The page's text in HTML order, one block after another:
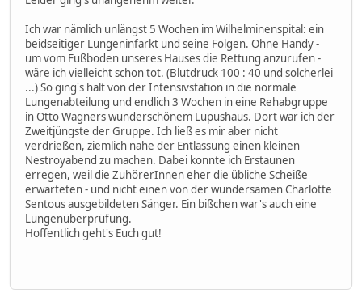
Ich war nämlich unlängst 5 Wochen im Wilhelminenspital: ein
beidseitiger Lungeninfarkt und seine Folgen. Ohne Handy -
um vom Fußboden unseres Hauses die Rettung anzurufen -
wäre ich vielleicht schon tot. (Blutdruck 100 : 40 und solcherlei
...) So ging's halt von der Intensivstation in die normale
Lungenabteilung und endlich 3 Wochen in eine Rehabgruppe
in Otto Wagners wunderschönem Lupushaus. Dort war ich der
Zweitjüngste der Gruppe. Ich ließ es mir aber nicht
verdrießen, ziemlich nahe der Entlassung einen kleinen
Nestroyabend zu machen. Dabei konnte ich Erstaunen
erregen, weil die ZuhörerInnen eher die übliche Scheiße
erwarteten - und nicht einen von der wundersamen Charlotte
Sentous ausgebildeten Sänger. Ein bißchen war's auch eine
Lungenüberprüfung.
Hoffentlich geht's Euch gut!